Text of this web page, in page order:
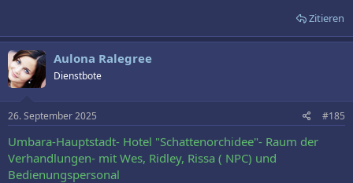
Zitieren
Aulona Ralegree
Dienstbote
26. September 2025 #185
Umbara-Hauptstadt- Hotel "Schattenorchidee"- Raum der
Verhandlungen- mit Wes, Ridley, Rissa ( NPC) und
Bedienungspersonal